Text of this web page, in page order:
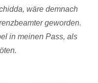
wäre demnach
geworden.
in meinen Pass, als